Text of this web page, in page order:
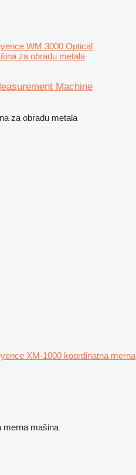
WM 3000 Optical
za obradu metala
Machine
za obradu metala
XM-1000 koordinatna merna
merna mašina